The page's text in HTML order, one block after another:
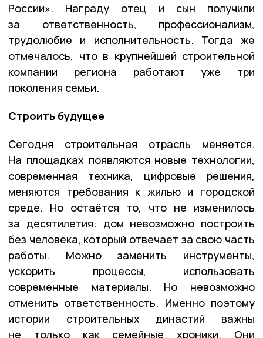
России». Награду отец и сын получили
за ответственность, профессионализм,
трудолюбие и исполнительность. Тогда же
отмечалось, что в крупнейшей строительной
компании региона работают уже три
поколения семьи.
Строить будущее
Сегодня строительная отрасль меняется.
На площадках появляются новые технологии,
современная техника, цифровые решения,
меняются требования к жилью и городской
среде. Но остаётся то, что не изменилось
за десятилетия: дом невозможно построить
без человека, который отвечает за свою часть
работы. Можно заменить инструменты,
ускорить процессы, использовать
современные материалы. Но невозможно
отменить ответственность. Именно поэтому
истории строительных династий важны
не только как семейные хроники. Они